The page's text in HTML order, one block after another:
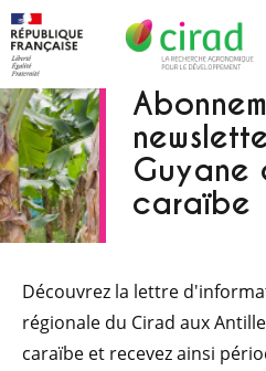
Guyane
caraïbe
Découvrez la lettre
régionale du Cirad aux
caraïbe et recevez ainsi